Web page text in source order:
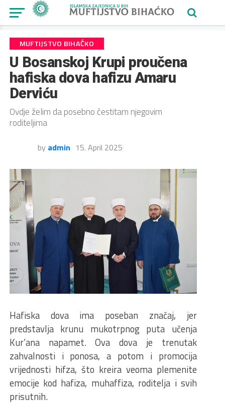
MUFTIJSTVO BIHAĆKO
U Bosanskoj Krupi proučena
hafiska dova hafizu Amaru
Derviću
Ovdje želim da posebno čestitam njegovim
roditeljima
by admin 15. April 2025
Hafiska dova ima poseban značaj, jer
predstavlja krunu mukotrpnog puta učenja
Kur’ana napamet. Ova dova je trenutak
zahvalnosti i ponosa, a potom i promocija
vrijednosti hifza, što kreira veoma plemenite
emocije kod hafiza, muhaffiza, roditelja i svih
prisutnih.